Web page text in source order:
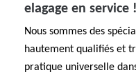
elagage en service !
Nous sommes des
hautement qualifiés et
pratique universelle